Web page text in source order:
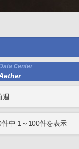
Center
週
件中 1 ～ 100件を表示